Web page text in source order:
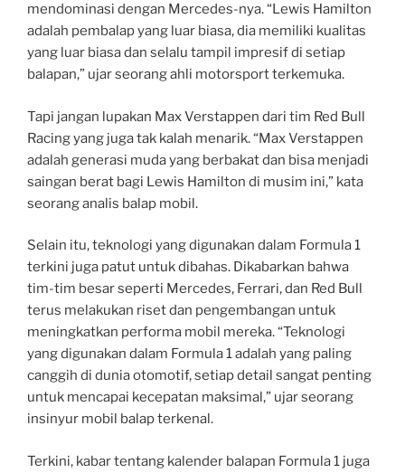
mendominasi dengan Mercedes-nya. “Lewis Hamilton
adalah pembalap yang luar biasa, dia memiliki kualitas
yang luar biasa dan selalu tampil impresif di setiap
balapan,” ujar seorang ahli motorsport terkemuka.
Tapi jangan lupakan Max Verstappen dari tim Red Bull
Racing yang juga tak kalah menarik. “Max Verstappen
adalah generasi muda yang berbakat dan bisa menjadi
saingan berat bagi Lewis Hamilton di musim ini,” kata
seorang analis balap mobil.
Selain itu, teknologi yang digunakan dalam Formula 1
terkini juga patut untuk dibahas. Dikabarkan bahwa
tim-tim besar seperti Mercedes, Ferrari, dan Red Bull
terus melakukan riset dan pengembangan untuk
meningkatkan performa mobil mereka. “Teknologi
yang digunakan dalam Formula 1 adalah yang paling
canggih di dunia otomotif, setiap detail sangat penting
untuk mencapai kecepatan maksimal,” ujar seorang
insinyur mobil balap terkenal.
Terkini, kabar tentang kalender balapan Formula 1 juga